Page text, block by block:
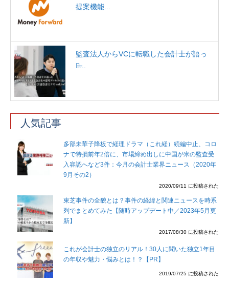
提案機能...
監査法人からVCに転職した会計士が語っ
た̶...
人気記事
多部未華子降板で経理ドラマ（これ経）続編中止、コロ
ナで特損前年2倍に、市場締め出しに中国が米の監査受
入容認へなど3件：今月の会計士業界ニュース（2020年
9月その2）
2020/09/11 に投稿された
東芝事件の全貌とは？事件の経緯と関連ニュースを時系
列でまとめてみた【随時アップデート中／2023年5月更
新】
2017/08/30 に投稿された
これが会計士の独立のリアル！30人に聞いた独立1年目
の年収や魅力・悩みとは！？【PR】
2019/07/25 に投稿された